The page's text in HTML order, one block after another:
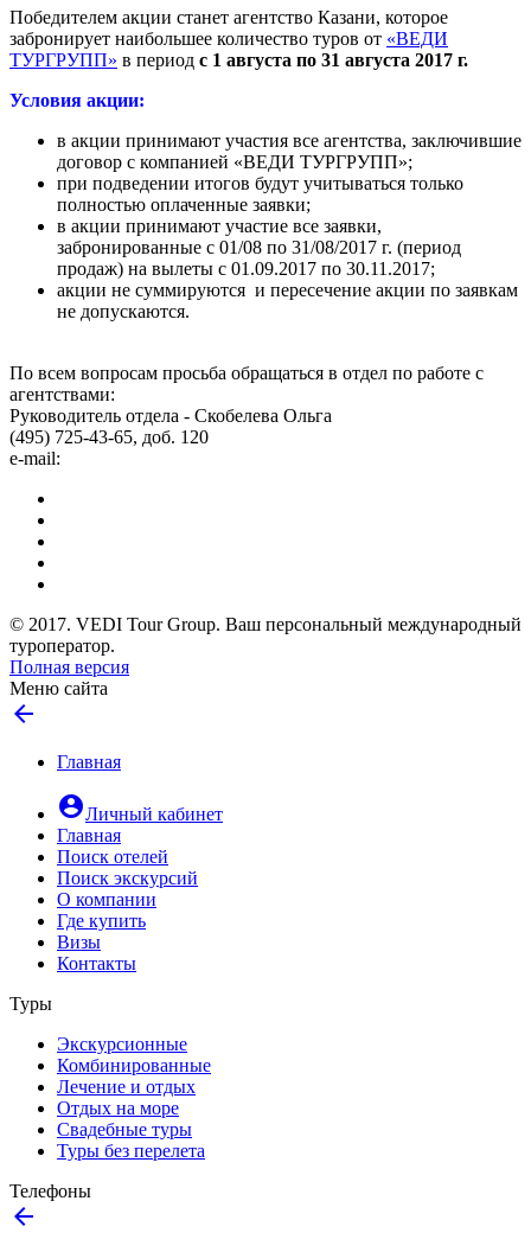
Победителем акции станет агентство Казани, которое
забронирует наибольшее количество туров от «ВЕДИ
ТУРГРУПП» в период с 1 августа по 31 августа 2017 г.
Условия акции:
в акции принимают участия все агентства, заключившие
договор с компанией «ВЕДИ ТУРГРУПП»;
при подведении итогов будут учитываться только
полностью оплаченные заявки;
в акции принимают участие все заявки,
забронированные с 01/08 по 31/08/2017 г. (период
продаж) на вылеты с 01.09.2017 по 30.11.2017;
акции не суммируются и пересечение акции по заявкам
не допускаются.
По всем вопросам просьба обращаться в отдел по работе с
агентствами:
Руководитель отдела - Скобелева Ольга
(495) 725-43-65, доб. 120
e-mail:
© 2017. VEDI Tour Group. Ваш персональный международный
туроператор.
Полная версия
Меню сайта
arrow_back
Главная
account_circleЛичный кабинет
Главная
Поиск отелей
Поиск экскурсий
О компании
Где купить
Визы
Контакты
Туры
Экскурсионные
Комбинированные
Лечение и отдых
Отдых на море
Свадебные туры
Туры без перелета
Телефоны
arrow_back